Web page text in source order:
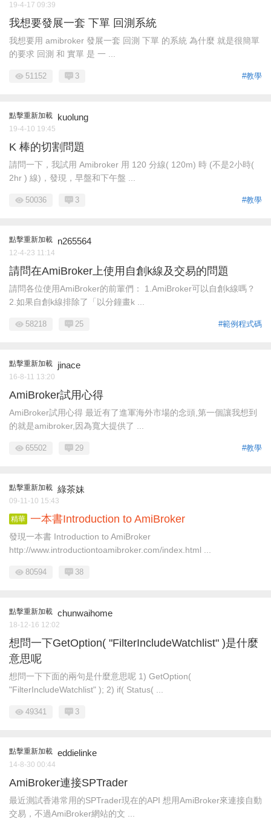
19-4-17 09:39
我想要發展一套 下單 回測系統
我想要用 amibroker 發展一套 回測 下單 的系統 為什麼 就是很簡單
的要求 回測 和 實單 是 一 ...
#教學
51152 3
點擊重新加載 kuolung
19-4-10 19:45
K 棒的切割問題
請問一下，我試用 Amibroker 用 120 分線( 120m) 時 (不是2小時(
2hr ) 線)，發現，早盤和下午盤 ...
#教學
50036 3
點擊重新加載 n265564
12-4-23 11:14
請問在AmiBroker上使用自創k線及交易的問題
請問各位使用AmiBroker的前輩們： 1.AmiBroker可以自創k線嗎？
2.如果自創k線排除了「以分鐘畫k ...
#範例程式碼
58218 25
點擊重新加載 jinace
16-8-11 13:20
AmiBroker試用心得
AmiBroker試用心得 最近有了進軍海外市場的念頭,第一個讓我想到
的就是amibroker,因為寬大提供了 ...
#教學
65502 29
點擊重新加載 綠茶妹
09-11-10 15:43
精華 一本書Introduction to AmiBroker
發現一本書 Introduction to AmiBroker
http://www.introductiontoamibroker.com/index.html ...
80594 38
點擊重新加載 chunwaihome
18-12-16 12:02
想問一下GetOption( "FilterIncludeWatchlist" )是什麼
意思呢
想問一下下面的兩句是什麼意思呢 1) GetOption(
"FilterIncludeWatchlist" ); 2) if( Status( ...
49341 3
點擊重新加載 eddielinke
14-8-30 00:44
AmiBroker連接SPTrader
最近測試香港常用的SPTrader現在的API 想用AmiBroker來連接自動
交易，不過AmiBroker網站的文 ...